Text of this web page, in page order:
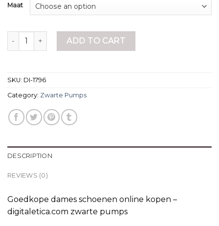
Maat
zwarte pumps quantityADD TO CART
SKU: DI-1796
Category: Zwarte Pumps
DESCRIPTION
REVIEWS (0)
Goedkope dames schoenen online kopen –
digitaletica.com zwarte pumps